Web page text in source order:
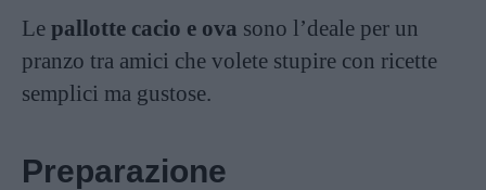
Le pallotte cacio e ova sono l’deale per un
pranzo tra amici che volete stupire con ricette
semplici ma gustose.
Preparazione